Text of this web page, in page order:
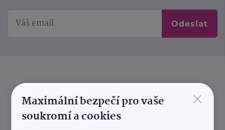
Odeslat
×
Maximální bezpečí pro vaše
soukromí a cookies